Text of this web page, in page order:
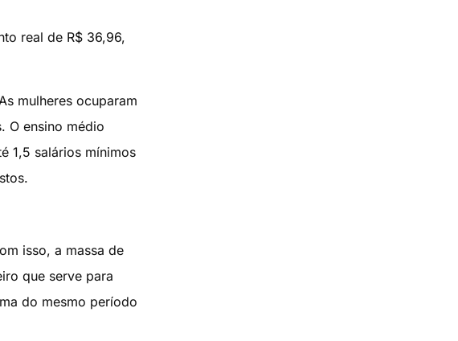
real de R$ 36,96,
mulheres ocuparam
O ensino médio
1,5 salários mínimos
isso, a massa de
que serve para
do mesmo período